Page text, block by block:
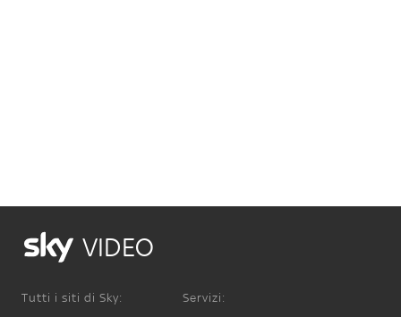
VIDEO
Tutti i siti di Sky: Servizi: